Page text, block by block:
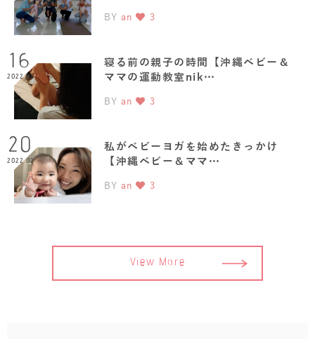
BY an 3
16
2022.05
寝る前の親子の時間【沖縄ベビー＆
ママの運動教室nik…
BY an 3
20
2022.02
私がベビーヨガを始めたきっかけ
【沖縄ベビー＆ママ…
BY an 3
View More